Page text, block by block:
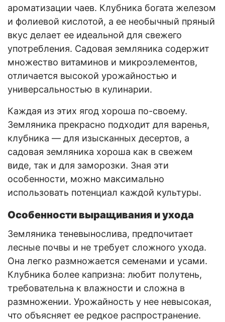
ароматизации чаев. Клубника богата железом
и фолиевой кислотой, а ее необычный пряный
вкус делает ее идеальной для свежего
употребления. Садовая земляника содержит
множество витаминов и микроэлементов,
отличается высокой урожайностью и
универсальностью в кулинарии.
Каждая из этих ягод хороша по-своему.
Земляника прекрасно подходит для варенья,
клубника — для изысканных десертов, а
садовая земляника хороша как в свежем
виде, так и для заморозки. Зная эти
особенности, можно максимально
использовать потенциал каждой культуры.
Особенности выращивания и ухода
Земляника теневынослива, предпочитает
лесные почвы и не требует сложного ухода.
Она легко размножается семенами и усами.
Клубника более капризна: любит полутень,
требовательна к влажности и сложна в
размножении. Урожайность у нее невысокая,
что объясняет ее редкое распространение.